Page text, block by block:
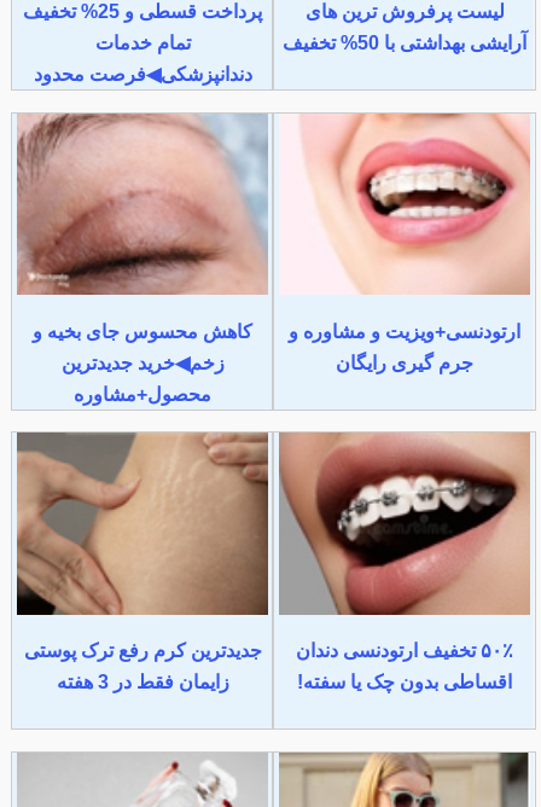
لیست پرفروش ترین های
آرایشی بهداشتی با 50% تخفیف
پرداخت قسطی و 25% تخفیف
تمام خدمات
دندانپزشکی◀فرصت محدود
ارتودنسی+ویزیت و مشاوره و
جرم گیری رایگان
کاهش محسوس جای بخیه و
زخم◀خرید جدیدترین
محصول+مشاوره
۵۰٪ تخفیف ارتودنسی دندان
اقساطی بدون چک یا سفته!
جدیدترین کرم رفع ترک پوستی
زایمان فقط در 3 هفته